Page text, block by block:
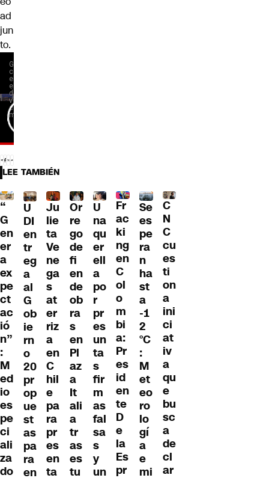
ad
jun
to.
LEE TAMBIÉN
“
G
en
er
a
ex
pe
ct
ac
ió
n”
:
M
ed
io
es
pe
ci
ali
za
do
U
DI
en
tr
eg
a
al
G
ob
ie
rn
o
20
pr
op
ue
st
as
pa
ra
en
Ju
lie
ta
Ve
ne
ga
s
at
er
riz
a
en
C
hil
e
pa
ra
pr
es
en
ta
Or
re
go
de
fi
en
de
ob
ra
s
en
Pl
az
a
It
ali
a
tr
as
es
tu
U
na
qu
er
ell
a
po
r
pr
es
un
ta
s
fir
m
as
fal
sa
s
y
un
Fr
ac
ki
ng
en
C
ol
o
m
bi
a:
Pr
es
id
en
te
D
e
la
Es
pr
Se
es
pe
ra
n
ha
st
a
-1
2
°C
:
M
et
eo
ro
lo
gí
a
e
mi
C
N
C
cu
es
ti
on
a
ini
ci
at
iv
a
qu
e
bu
sc
a
de
cl
ar